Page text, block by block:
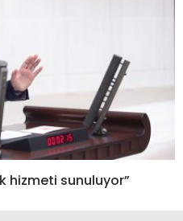
hizmeti sunuluyor”